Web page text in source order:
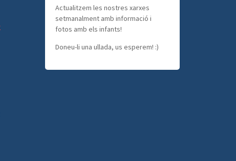
Actualitzem les nostres xarxes
setmanalment amb informació i
fotos amb els infants!
Doneu-li una ullada, us esperem! :)